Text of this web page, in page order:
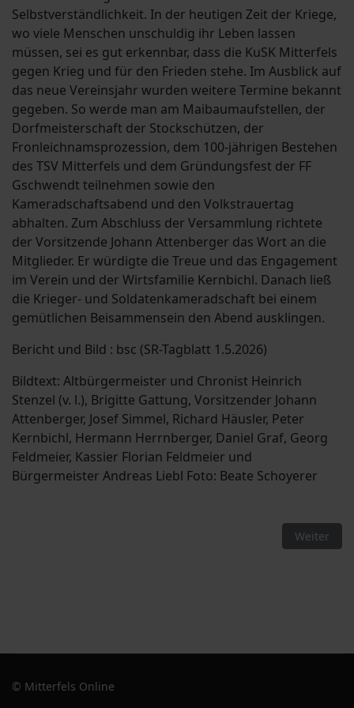
Selbstverständlichkeit. In der heutigen Zeit der Kriege,
wo viele Menschen unschuldig ihr Leben lassen
müssen, sei es gut erkennbar, dass die KuSK Mitterfels
gegen Krieg und für den Frieden stehe. Im Ausblick auf
das neue Vereinsjahr wurden weitere Termine bekannt
gegeben. So werde man am Maibaumaufstellen, der
Dorfmeisterschaft der Stockschützen, der
Fronleichnamsprozession, dem 100-jährigen Bestehen
des TSV Mitterfels und dem Gründungsfest der FF
Gschwendt teilnehmen sowie den
Kameradschaftsabend und den Volkstrauertag
abhalten. Zum Abschluss der Versammlung richtete
der Vorsitzende Johann Attenberger das Wort an die
Mitglieder. Er würdigte die Treue und das Engagement
im Verein und der Wirtsfamilie Kernbichl. Danach ließ
die Krieger- und Soldatenkameradschaft bei einem
gemütlichen Beisammensein den Abend ausklingen.
Bericht und Bild : bsc (SR-Tagblatt 1.5.2026)
Bildtext: Altbürgermeister und Chronist Heinrich
Stenzel (v. l.), Brigitte Gattung, Vorsitzender Johann
Attenberger, Josef Simmel, Richard Häusler, Peter
Kernbichl, Hermann Herrnberger, Daniel Graf, Georg
Feldmeier, Kassier Florian Feldmeier und
Bürgermeister Andreas Liebl Foto: Beate Schoyerer
Nächster
Weiter
© Mitterfels Online